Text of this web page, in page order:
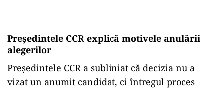
Președintele CCR explică motivele anulării
alegerilor
Președintele CCR a subliniat că decizia nu a
vizat un anumit candidat, ci întregul proces